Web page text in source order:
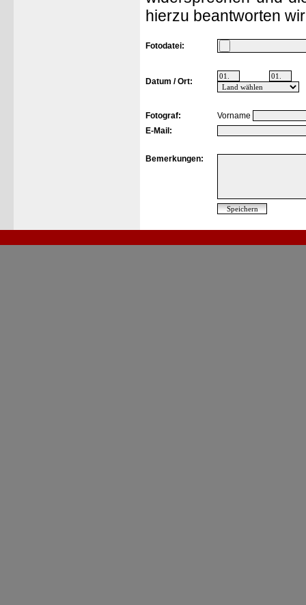
hierzu beantworten
Fotodatei:
Datum / Ort:
Fotograf:
Vorname
E-Mail:
Bemerkungen: